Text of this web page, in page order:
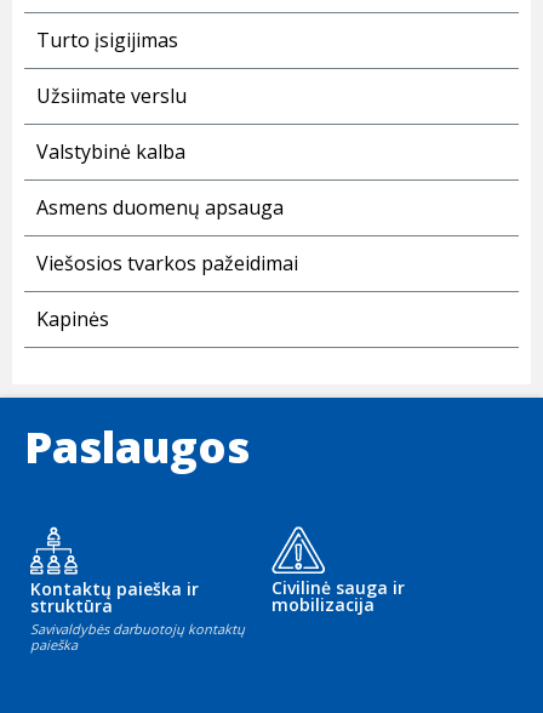
Turto įsigijimas
Užsiimate verslu
Valstybinė kalba
Asmens duomenų apsauga
Viešosios tvarkos pažeidimai
Kapinės
Paslaugos
Kontaktų paieška ir
struktūra
Savivaldybės darbuotojų kontaktų
paieška
Civilinė sauga ir
mobilizacija